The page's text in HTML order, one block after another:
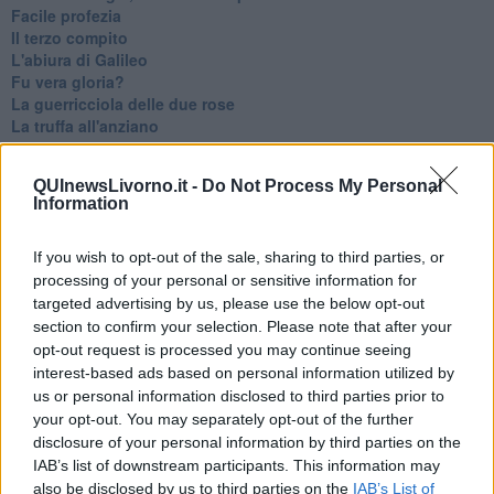
QUInewsLivorno.it - Do Not Process My Personal
Information
If you wish to opt-out of the sale, sharing to third parties, or
processing of your personal or sensitive information for
targeted advertising by us, please use the below opt-out
section to confirm your selection. Please note that after your
opt-out request is processed you may continue seeing
interest-based ads based on personal information utilized by
us or personal information disclosed to third parties prior to
your opt-out. You may separately opt-out of the further
disclosure of your personal information by third parties on the
IAB’s list of downstream participants. This information may
also be disclosed by us to third parties on the IAB’s List of
Facile profezia
Il terzo compito
L'abiura di Galileo
Fu vera gloria?
La guerricciola delle due rose
La truffa all'anziano
Alla fermata dell'autobus
Diseducazione televisiva e inerzia della politica
Foto storica
Nostalgia del sangue blu
Teste calde
Non avere e non essere
Armiamoci e... avviatevi
Da Capodanno a Carnevale
Schizzi di fango
Sor-riso amaro
Fine anno al ristorante
La festa di Capodanno
Natale 2024
Re e regnanti